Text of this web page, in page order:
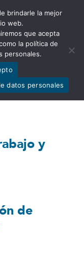
la
y
de
brindarle la mejor
web.
que acepta
la política de
personales.
datos personales